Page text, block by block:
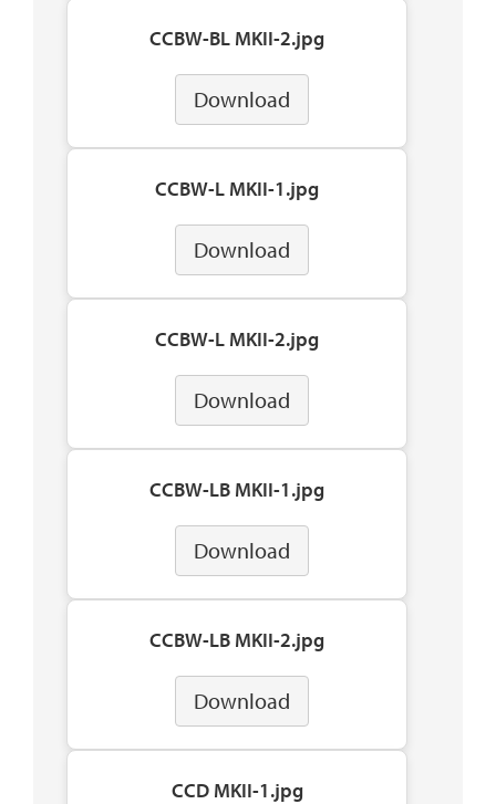
CCBW-BL MKII-2.jpg
Download
CCBW-L MKII-1.jpg
Download
CCBW-L MKII-2.jpg
Download
CCBW-LB MKII-1.jpg
Download
CCBW-LB MKII-2.jpg
Download
CCD MKII-1.jpg